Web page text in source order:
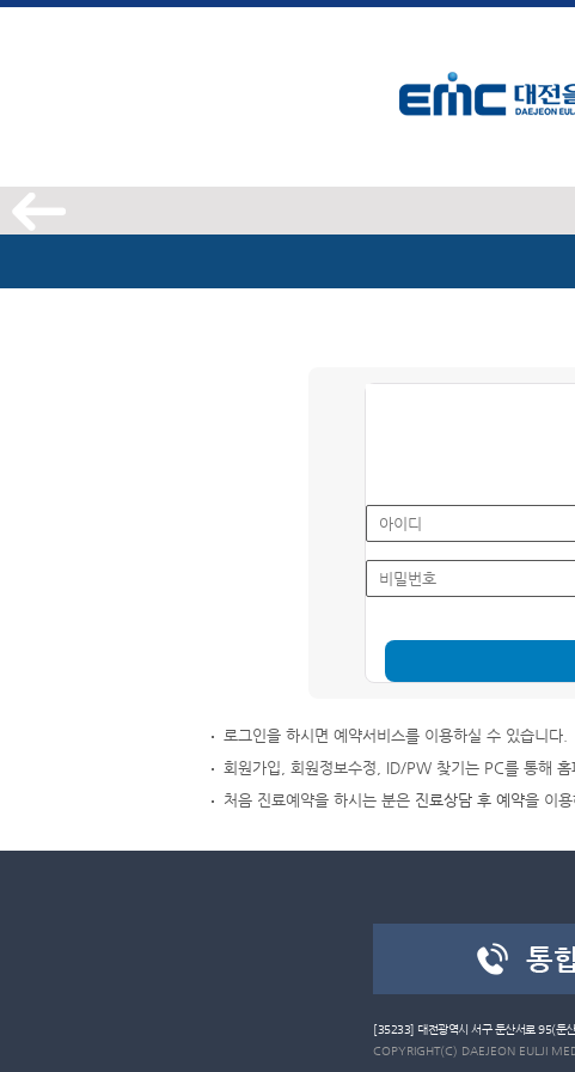
로그인을 하시면 예약서비스를 이용하실 수 있습니다.
회원가입, 회원정보수정, ID/PW 찾기는 PC를 통해
처음 진료예약을 하시는 분은 진료상담 후 예약을 이용
[35233] 대전광역시 서구 둔산서로 95(
COPYRIGHT(C) DAEJEON EULJI